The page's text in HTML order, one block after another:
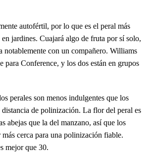
autofértil, por lo que es el peral más
jardines. Cuajará algo de fruta por sí solo,
notablemente con un compañero. Williams
para Conference, y los dos están en grupos
perales son menos indulgentes que los
distancia de polinización. La flor del peral es
abejas que la del manzano, así que los
más cerca para una polinización fiable.
mejor que 30.